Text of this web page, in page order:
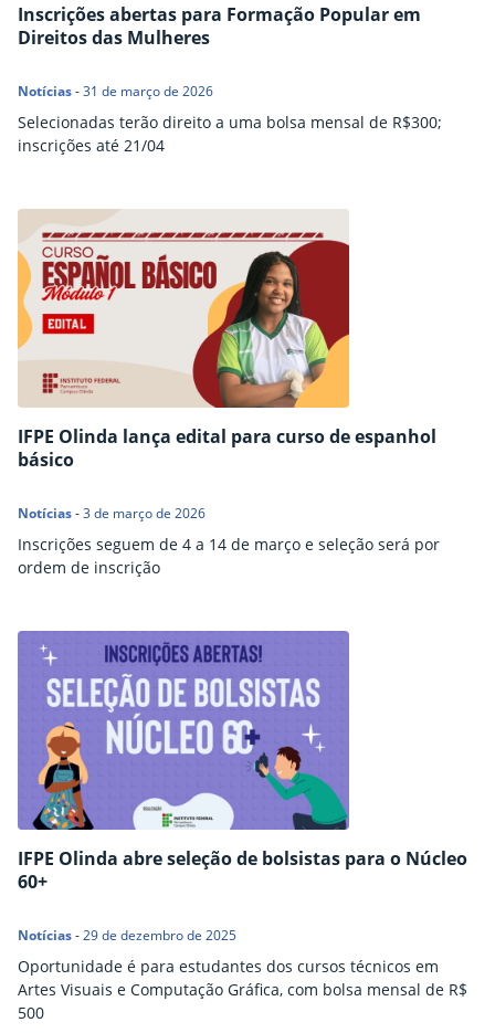
Inscrições abertas para Formação Popular em
Direitos das Mulheres
Notícias-31 de março de 2026
Selecionadas terão direito a uma bolsa mensal de R$300;
inscrições até 21/04
IFPE Olinda lança edital para curso de espanhol
básico
Notícias-3 de março de 2026
Inscrições seguem de 4 a 14 de março e seleção será por
ordem de inscrição
IFPE Olinda abre seleção de bolsistas para o Núcleo
60+
Notícias-29 de dezembro de 2025
Oportunidade é para estudantes dos cursos técnicos em
Artes Visuais e Computação Gráfica, com bolsa mensal de R$
500